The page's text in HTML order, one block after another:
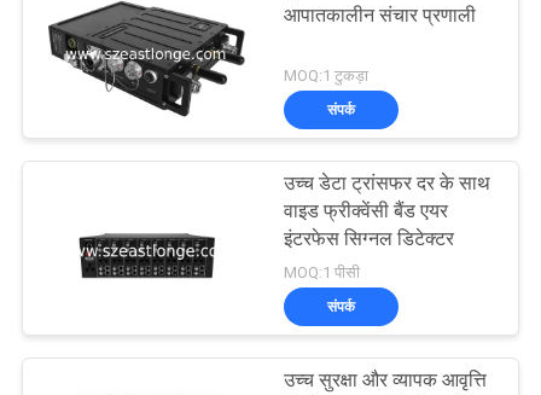
समाचार
मामलों
उद्धरण
अनुरोध
उच्च शक्ति जैमर
74
आपातकालीन संचार प्रणाली
MOQ:1 टुकड़ा
संपर्क
उच्च डेटा ट्रांसफर दर के साथ
वाइड फ्रीक्वेंसी बैंड एयर
इंटरफेस सिग्नल डिटेक्टर
MOQ:1 पीसी
संपर्क
उच्च सुरक्षा और व्यापक आवृत्ति